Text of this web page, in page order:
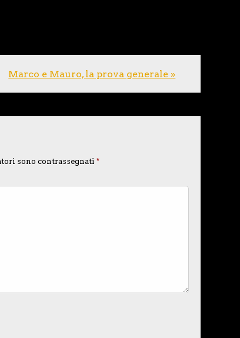
Marco e Mauro, la prova generale »
sono contrassegnati *